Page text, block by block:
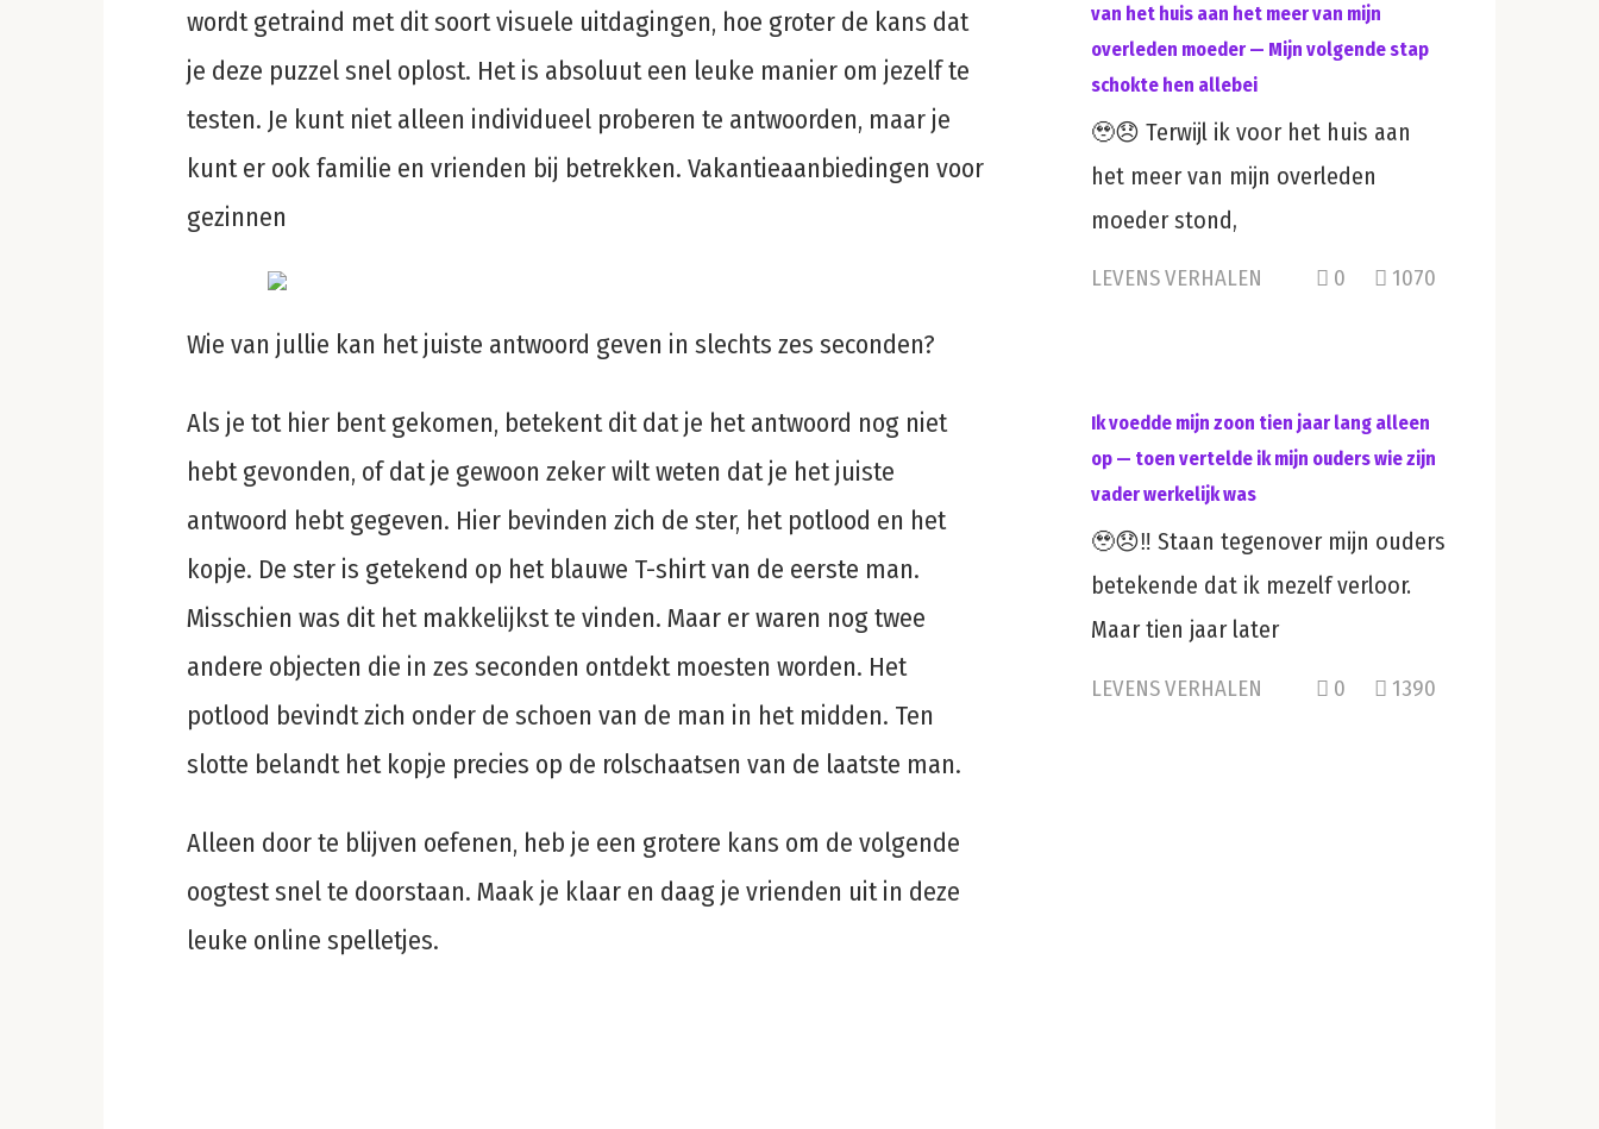
wordt getraind met dit soort visuele uitdagingen, hoe groter de kans dat
je deze puzzel snel oplost. Het is absoluut een leuke manier om jezelf te
testen. Je kunt niet alleen individueel proberen te antwoorden, maar je
kunt er ook familie en vrienden bij betrekken. Vakantieaanbiedingen voor
gezinnen
Wie van jullie kan het juiste antwoord geven in slechts zes seconden?
Als je tot hier bent gekomen, betekent dit dat je het antwoord nog niet
hebt gevonden, of dat je gewoon zeker wilt weten dat je het juiste
antwoord hebt gegeven. Hier bevinden zich de ster, het potlood en het
kopje. De ster is getekend op het blauwe T-shirt van de eerste man.
Misschien was dit het makkelijkst te vinden. Maar er waren nog twee
andere objecten die in zes seconden ontdekt moesten worden. Het
potlood bevindt zich onder de schoen van de man in het midden. Ten
slotte belandt het kopje precies op de rolschaatsen van de laatste man.
Alleen door te blijven oefenen, heb je een grotere kans om de volgende
oogtest snel te doorstaan. Maak je klaar en daag je vrienden uit in deze
leuke online spelletjes.
van het huis aan het meer van mijn
overleden moeder — Mijn volgende stap
schokte hen allebei
🥹😞 Terwijl ik voor het huis aan
het meer van mijn overleden
moeder stond,
LEVENS VERHALEN 0 1070
Ik voedde mijn zoon tien jaar lang alleen
op — toen vertelde ik mijn ouders wie zijn
vader werkelijk was
🥹😞‼️ Staan tegenover mijn ouders
betekende dat ik mezelf verloor.
Maar tien jaar later
LEVENS VERHALEN 0 1390